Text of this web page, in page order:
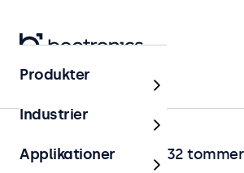
Hjem
VGA-skærme fra 7 til 32 tommer
Produkter
Industrier
Applikationer